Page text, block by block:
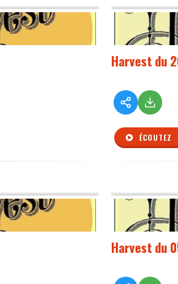
Harvest du
ÉCOUTEZ
Harvest du